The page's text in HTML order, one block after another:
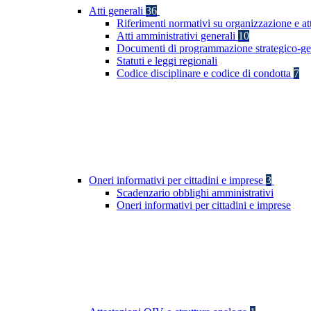
Atti generali 36
Riferimenti normativi su organizzazione e
Atti amministrativi generali 10
Documenti di programmazione strategico-
Statuti e leggi regionali
Codice disciplinare e codice di condotta 7
Oneri informativi per cittadini e imprese 3
Scadenzario obblighi amministrativi
Oneri informativi per cittadini e imprese